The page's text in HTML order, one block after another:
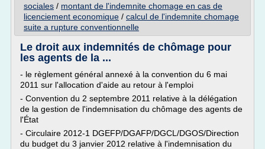
sociales / montant de l'indemnite chomage en cas de
licenciement economique / calcul de l'indemnite chomage
suite a rupture conventionnelle
Le droit aux indemnités de chômage pour
les agents de la ...
- le règlement général annexé à la convention du 6 mai
2011 sur l'allocation d'aide au retour à l'emploi
- Convention du 2 septembre 2011 relative à la délégation
de la gestion de l'indemnisation du chômage des agents de
l'État
- Circulaire 2012-1 DGEFP/DGAFP/DGCL/DGOS/Direction
du budget du 3 janvier 2012 relative à l'indemnisation du